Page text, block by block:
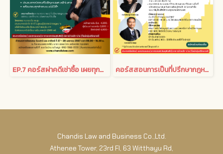
EP.7 คอร์สผ่าคดีเช่าซื้อ เผยทุกประเด็นลับแบบไม่ปิดบัง คอร์สสอนการเป็นที่ปรึกษากฎหมายและการนำ AI มาใช้ทำสื่อการตลาด
Chandis Law and Business Co.,Ltd.
Athenee Tower, 23rd Fl, 63 Witthayu Rd,